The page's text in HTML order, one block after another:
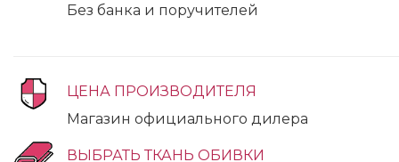
Без банка и поручителей
ЦЕНА ПРОИЗВОДИТЕЛЯ
Магазин официального дилера
ВЫБРАТЬ ТКАНЬ ОБИВКИ